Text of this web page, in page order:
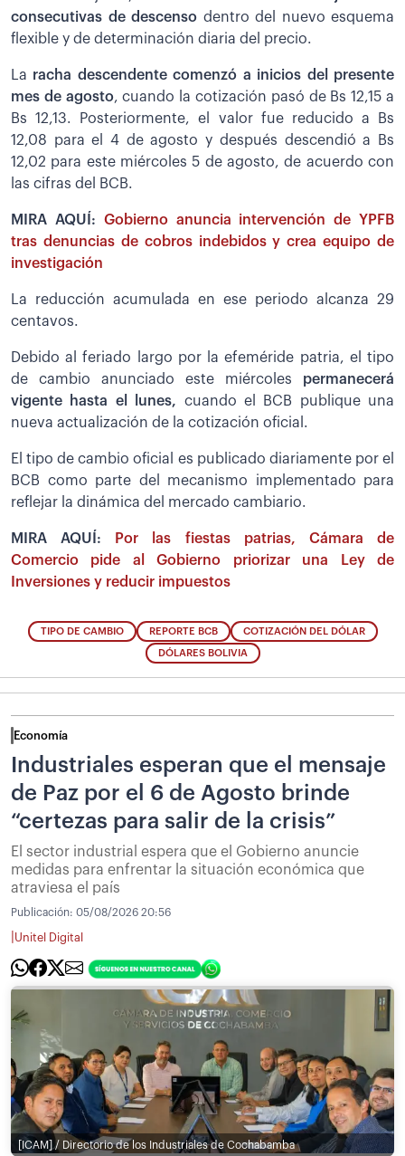
consecutivas de descenso dentro del nuevo esquema
flexible y de determinación diaria del precio.
La racha descendente comenzó a inicios del presente
mes de agosto, cuando la cotización pasó de Bs 12,15 a
Bs 12,13. Posteriormente, el valor fue reducido a Bs
12,08 para el 4 de agosto y después descendió a Bs
12,02 para este miércoles 5 de agosto, de acuerdo con
las cifras del BCB.
MIRA AQUÍ: Gobierno anuncia intervención de YPFB
tras denuncias de cobros indebidos y crea equipo de
investigación
La reducción acumulada en ese periodo alcanza 29
centavos.
Debido al feriado largo por la efeméride patria, el tipo
de cambio anunciado este miércoles permanecerá
vigente hasta el lunes, cuando el BCB publique una
nueva actualización de la cotización oficial.
El tipo de cambio oficial es publicado diariamente por el
BCB como parte del mecanismo implementado para
reflejar la dinámica del mercado cambiario.
MIRA AQUÍ:
Por las fiestas patrias, Cámara de
Comercio pide al Gobierno priorizar una Ley de
Inversiones y reducir impuestos
TIPO DE CAMBIO REPORTE BCB COTIZACIÓN DEL DÓLAR
DÓLARES BOLIVIA
Economía
Industriales esperan que el mensaje
de Paz por el 6 de Agosto brinde
“certezas para salir de la crisis”
El sector industrial espera que el Gobierno anuncie
medidas para enfrentar la situación económica que
atraviesa el país
Publicación: 05/08/2026 20:56
Unitel Digital
[ICAM] / Directorio de los Industriales de Cochabamba